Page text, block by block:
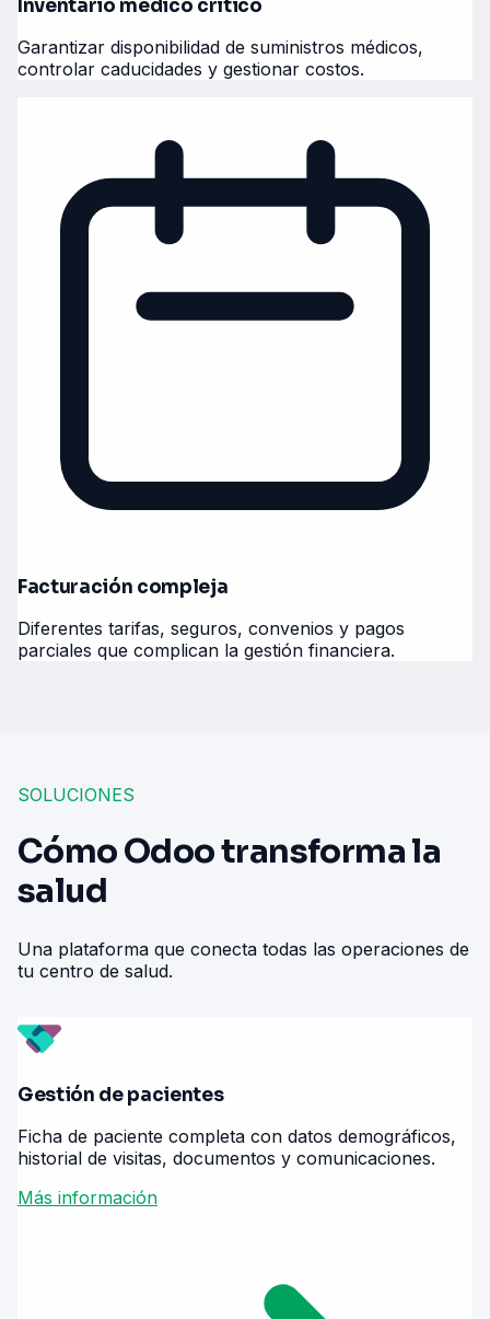
Inventario médico crítico
Garantizar disponibilidad de suministros médicos,
controlar caducidades y gestionar costos.
Facturación compleja
Diferentes tarifas, seguros, convenios y pagos
parciales que complican la gestión financiera.
SOLUCIONES
Cómo Odoo transforma la
salud
Una plataforma que conecta todas las operaciones de
tu centro de salud.
Gestión de pacientes
Ficha de paciente completa con datos demográficos,
historial de visitas, documentos y comunicaciones.
Más información